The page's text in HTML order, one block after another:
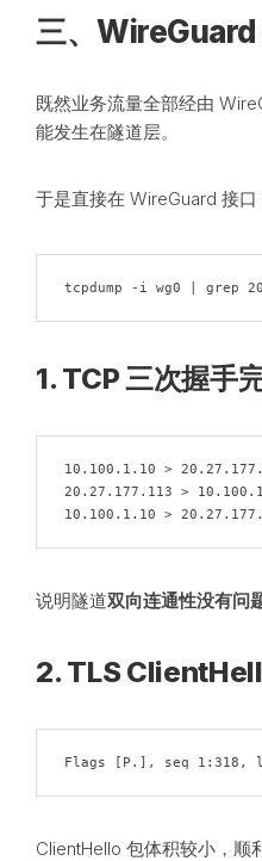
三、WireGuard
既然业务流量全部经由
能发生在隧道层。
于是直接在 WireGuard 接口
tcpdump -i wg0 | grep
1. TCP 三次握手
10.100.1.10 >
20.27.177.113 >
10.100.1.10 >
说明隧道双向连通性没有问
2. TLS
Flags [P.], seq 1:318,
ClientHello 包体积较小，顺